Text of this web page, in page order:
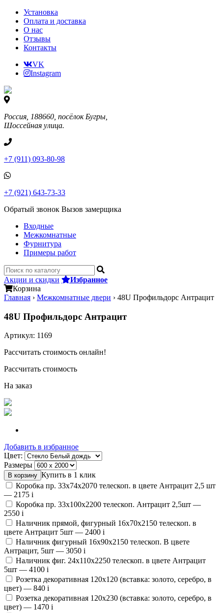
Установка
Оплата и доставка
О нас
Отзывы
Контакты
VK
Instagram
Россия, 188660, посёлок Бугры,
Шоссейная улица.
+7 (911) 093-80-98
+7 (921) 643-73-33
Обратый звонок Вызов замерщика
Входные
Межкомнатные
Фурнитура
Примеры работ
Акции и скидки Избранное
Корзина
Главная › Межкомнатные двери › 48U Профильдорс Антрацит
48U Профильдорс Антрацит
Артикул: 1169
Рассчитать стоимость онлайн!
Рассчитать стоимость
На заказ
Добавить в избранное
Цвет:
Размеры
Купить в 1 клик
Коробка пр. 33х74х2070 телескоп. в цвете Антрацит 2,5 шт
— 2175 i
Коробка пр. 33х100х2200 телескоп. Антрацит 2,5шт —
2550 i
Наличник прямой, фигурный 16х70х2150 телескоп. в
цвете Антрацит 5шт — 2400 i
Наличник фигурный 16х90х2150 телескоп. В цвете
Антрацит, 5шт — 3050 i
Наличник фиг. 24х110х2250 телескоп. в цвете Антрацит
5шт — 4100 i
Розетка декоративная 120х120 (вставка: золото, серебро, в
цвет) — 840 i
Розетка декоративная 120х230 (вставка: золото, серебро, в
цвет) — 1470 i